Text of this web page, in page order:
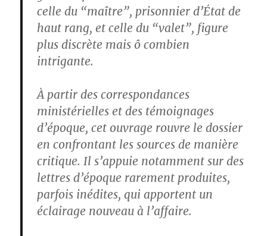
celle du “maître”, prisonnier d’État de
haut rang, et celle du “valet”, figure
plus discrète mais ô combien
intrigante.
À partir des correspondances
ministérielles et des témoignages
d’époque, cet ouvrage rouvre le dossier
en confrontant les sources de manière
critique. Il s’appuie notamment sur des
lettres d’époque rarement produites,
parfois inédites, qui apportent un
éclairage nouveau à l’affaire.